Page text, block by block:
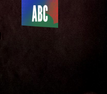
Du côté
de l’ABC